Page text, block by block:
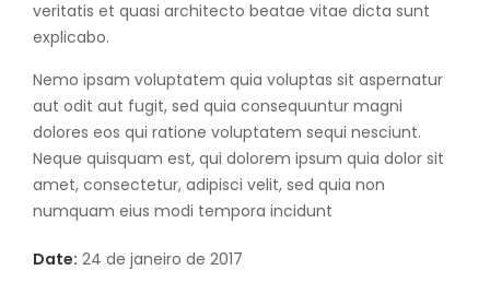
veritatis et quasi architecto beatae vitae dicta sunt
explicabo.
Nemo ipsam voluptatem quia voluptas sit aspernatur
aut odit aut fugit, sed quia consequuntur magni
dolores eos qui ratione voluptatem sequi nesciunt.
Neque quisquam est, qui dolorem ipsum quia dolor sit
amet, consectetur, adipisci velit, sed quia non
numquam eius modi tempora incidunt
Date: 24 de janeiro de 2017